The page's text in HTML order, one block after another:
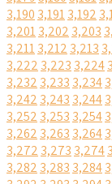
3,190 3,1913,192
3,2013,202 3,203
3,2113,212 3,213
3,222 3,223 3,224
3,232 3,233 3,234
3,242 3,243 3,244
3,252 3,253 3,254
3,262 3,263 3,264
3,272 3,273 3,274
3,282 3,283 3,284